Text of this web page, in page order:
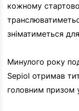
кожному
зніматиметься
Минулого року
Sepiol отримав
головним призом